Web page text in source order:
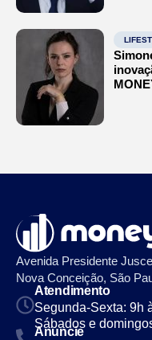
Avenida Presidente
Nova Conceição, São
Atendimento
Segunda-Sexta: 9h
Sábados e
Anuncie